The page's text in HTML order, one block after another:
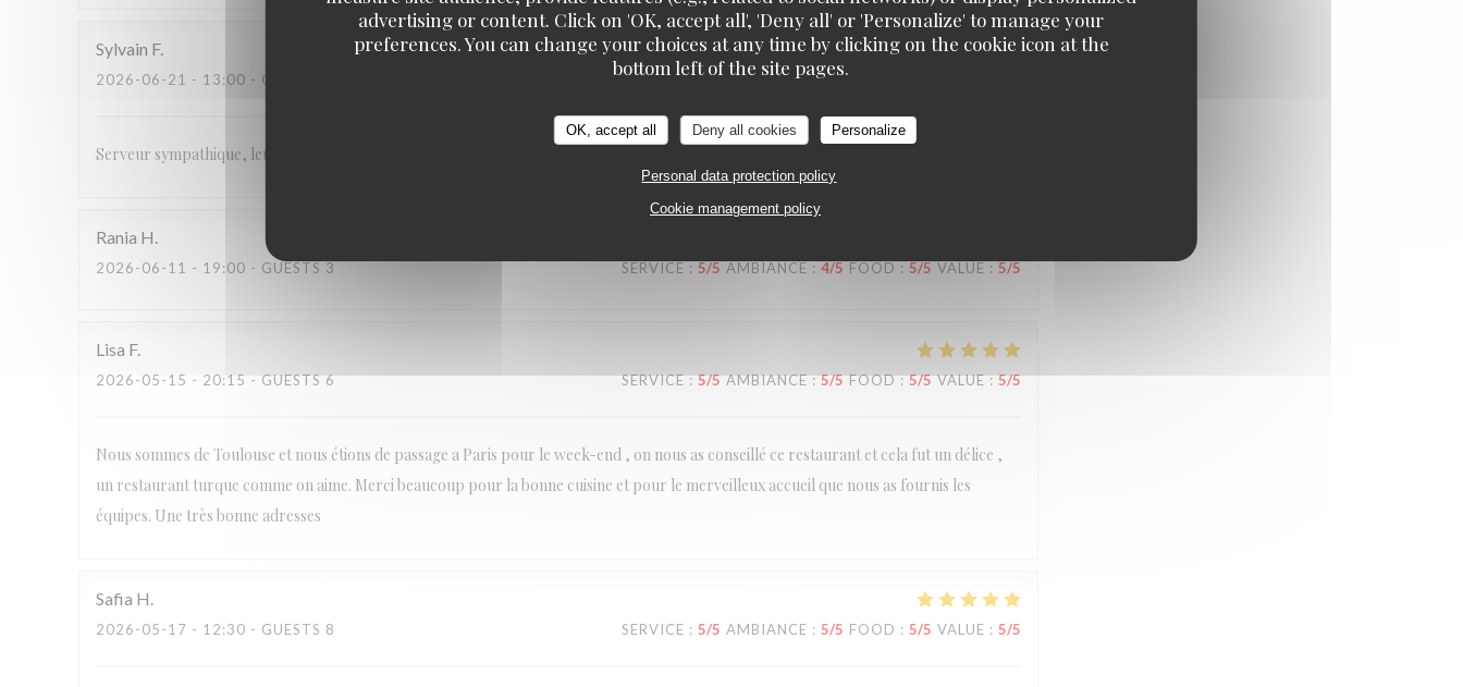
advertising or content. Click on 'OK, accept all', 'Deny all' or 'Personalize' to manage your
preferences. You can change your choices at any time by clicking on the cookie icon at the
bottom left of the site pages.
OK, accept all Deny all cookies Personalize
Personal data protection policy
Cookie management policy
Sylvain F
2026-06-21 - 13:00 - GUESTS 5 SERVICE: 5 /5 AMBIANCE: 4/5
Serveur sympathique, leurs viandes est excellente, je recommande
Rania H
2026-06-11 - 19:00 - GUESTS 3 SERVICE : 5/5 AMBIANCE : 4/5 FOOD : 5/5 VALUE : 5/5
Lisa F
2026-05-15 - 20:15 - GUESTS 6 SERVICE: 5/5 AMBIANCE: 5/5 FOOD: 5/5 VALUE: 5/5
Nous sommes de Toulouse et nous étions de passage a Paris pour le week-end , on nous as conseillé ce restaurant et cela fut un délice ,
un restaurant turque comme on aime. Merci beaucoup pour la bonne cuisine et pour le merveilleux accueil que nous as fournis les
équipes. Une très bonne adresses
Safia H
2026-05-17 - 12:30 - GUESTS 8 SERVICE : 5/5 AMBIANCE : 5/5 FOOD : 5/5 VALUE : 5/5